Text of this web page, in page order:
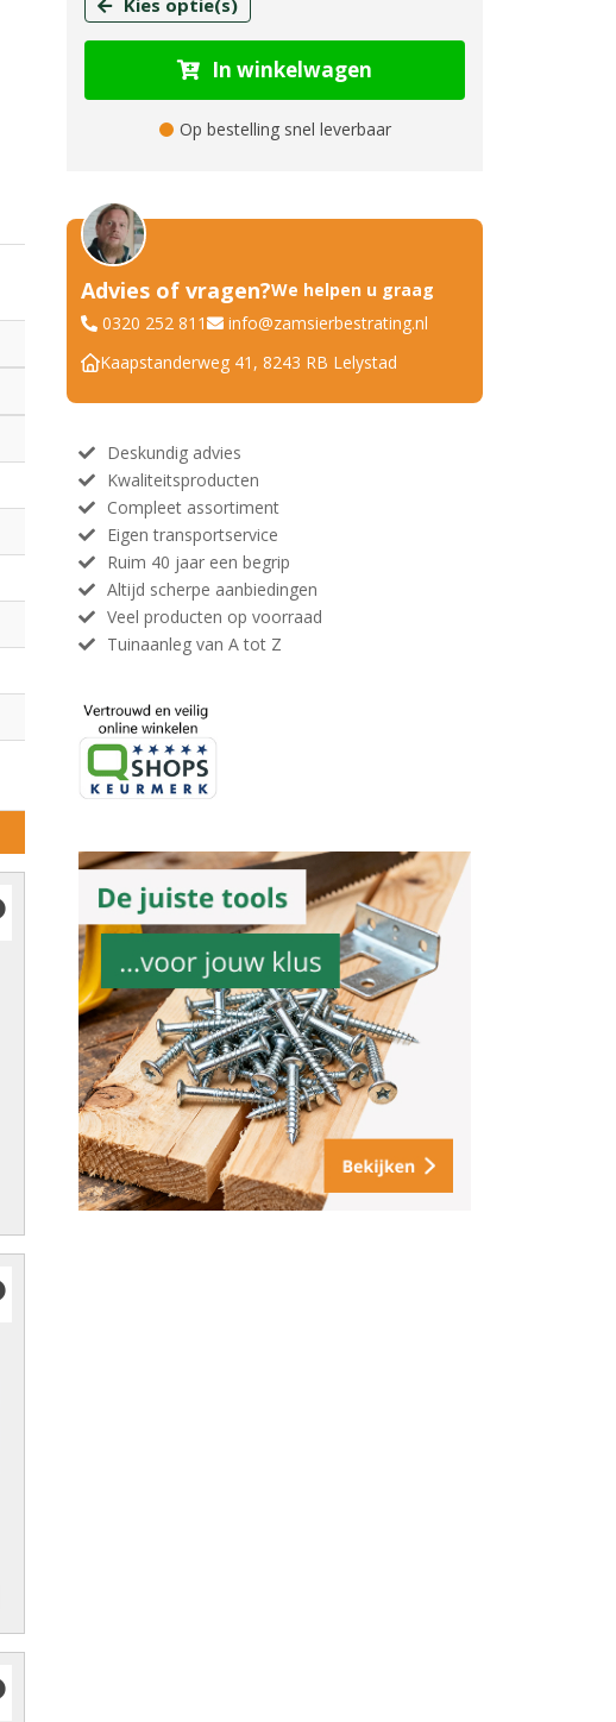
Kies optie(s)
In winkelwagen
Op bestelling snel leverbaar
Advies of vragen?We helpen u graag
0320 252 811
info@zamsierbestrating.nl
Kaapstanderweg 41, 8243 RB Lelystad
Deskundig advies
Kwaliteitsproducten
Compleet assortiment
Eigen transportservice
Ruim 40 jaar een begrip
Altijd scherpe aanbiedingen
Veel producten op voorraad
Tuinaanleg van A tot Z